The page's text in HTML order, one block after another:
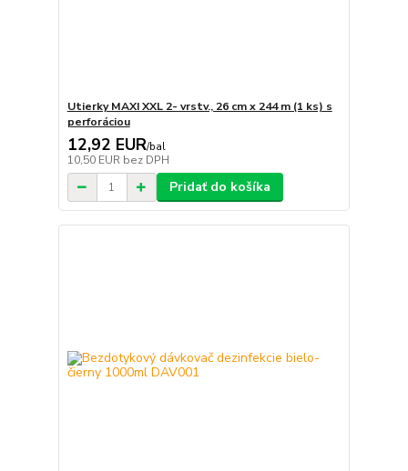
Utierky MAXI XXL 2- vrstv., 26 cm x 244 m (1 ks) s
perforáciou
12,92 EUR/bal
10,50 EUR bez DPH
Pridať do košíka